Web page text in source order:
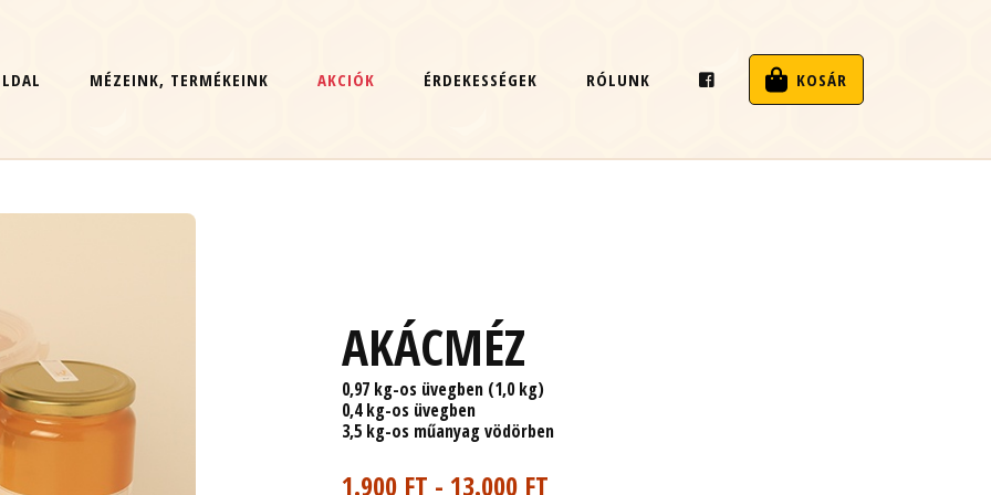
MÉZEINK, TERMÉKEINK AKCIÓK ÉRDEKESSÉGEK RÓLUNK KOSÁR
AKÁCMÉZ
0,97 kg-os üvegben (1,0 kg)
0,4 kg-os üvegben
3,5 kg-os műanyag vödörben
1.900 FT - 13.000 FT